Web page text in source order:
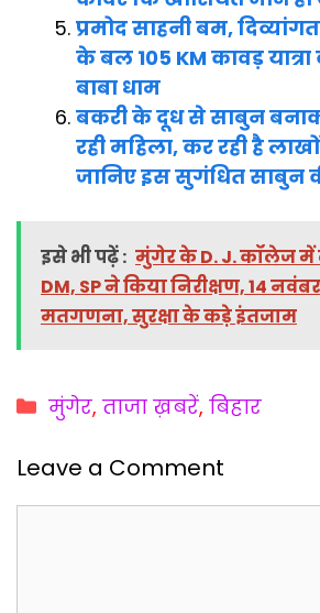
प्रमोद साहनी बम,
के बल 105 KM कावड़
बाबा धाम
बकरी के दूध से साबुन
रही महिला, कर रही है
जानिए इस सुगंधित साबुन
इसे भी पढ़ें : मुंगेर के D. J. कॉलेज में
DM, SP ने किया निरीक्षण, 14
मतगणना, सुरक्षा के कड़े इंतजाम
Categories
मुंगेर, ताजा ख़बरें, बिहार
Leave a Comment